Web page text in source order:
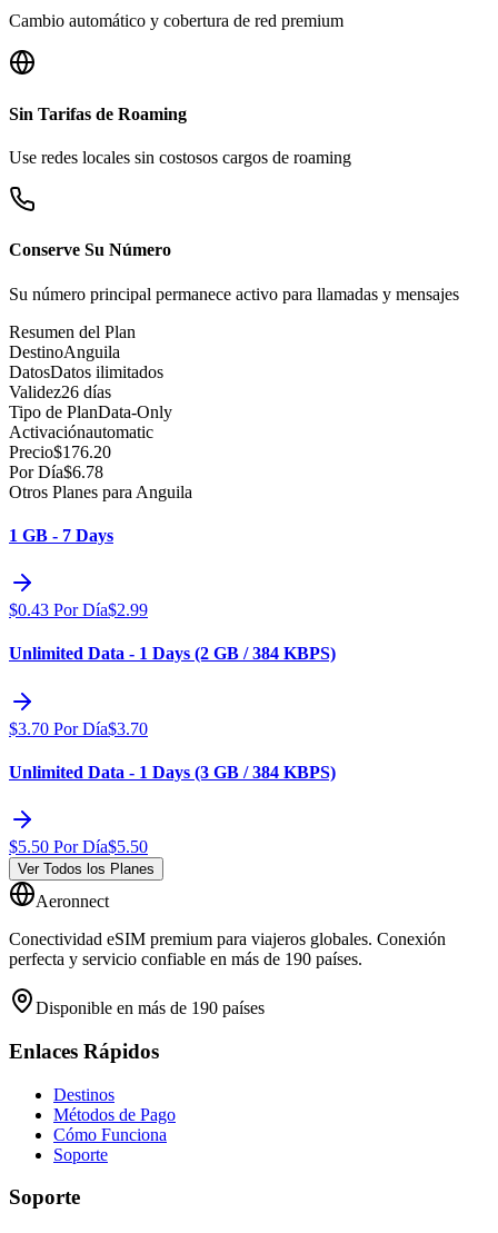
Cambio automático y cobertura de red premium
Sin Tarifas de Roaming
Use redes locales sin costosos cargos de roaming
Conserve Su Número
Su número principal permanece activo para llamadas y mensajes
Resumen del Plan
DestinoAnguila
DatosDatos ilimitados
Validez26 días
Tipo de PlanData-Only
Activaciónautomatic
Precio$176.20
Por Día$6.78
Otros Planes para Anguila
1 GB - 7 Days
$0.43 Por Día$2.99
Unlimited Data - 1 Days (2 GB / 384 KBPS)
$3.70 Por Día$3.70
Unlimited Data - 1 Days (3 GB / 384 KBPS)
$5.50 Por Día$5.50
Ver Todos los Planes
Aeronnect
Conectividad eSIM premium para viajeros globales. Conexión
perfecta y servicio confiable en más de 190 países.
Disponible en más de 190 países
Enlaces Rápidos
Destinos
Métodos de Pago
Cómo Funciona
Soporte
Soporte